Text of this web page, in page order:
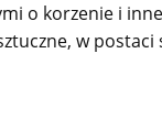
o korzenie i
w